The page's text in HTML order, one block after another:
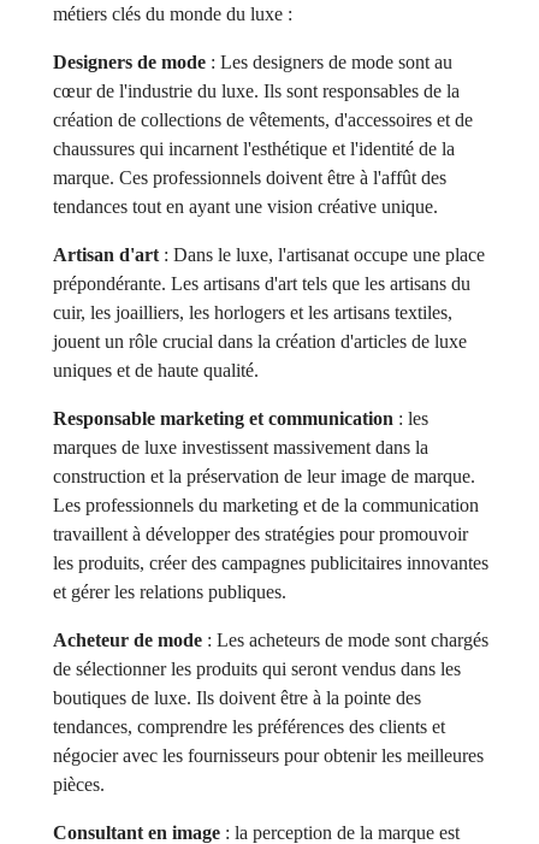
métiers clés du monde du luxe :
Designers de mode : Les designers de mode sont au
cœur de l'industrie du luxe. Ils sont responsables de la
création de collections de vêtements, d'accessoires et de
chaussures qui incarnent l'esthétique et l'identité de la
marque. Ces professionnels doivent être à l'affût des
tendances tout en ayant une vision créative unique.
Artisan d'art : Dans le luxe, l'artisanat occupe une place
prépondérante. Les artisans d'art tels que les artisans du
cuir, les joailliers, les horlogers et les artisans textiles,
jouent un rôle crucial dans la création d'articles de luxe
uniques et de haute qualité.
Responsable marketing et communication : les
marques de luxe investissent massivement dans la
construction et la préservation de leur image de marque.
Les professionnels du marketing et de la communication
travaillent à développer des stratégies pour promouvoir
les produits, créer des campagnes publicitaires innovantes
et gérer les relations publiques.
Acheteur de mode : Les acheteurs de mode sont chargés
de sélectionner les produits qui seront vendus dans les
boutiques de luxe. Ils doivent être à la pointe des
tendances, comprendre les préférences des clients et
négocier avec les fournisseurs pour obtenir les meilleures
pièces.
Consultant en image : la perception de la marque est